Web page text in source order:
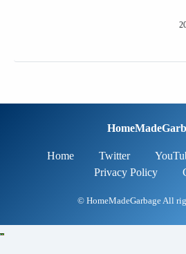
Home Twitter
Privacy Policy
© HomeMadeGarbage All